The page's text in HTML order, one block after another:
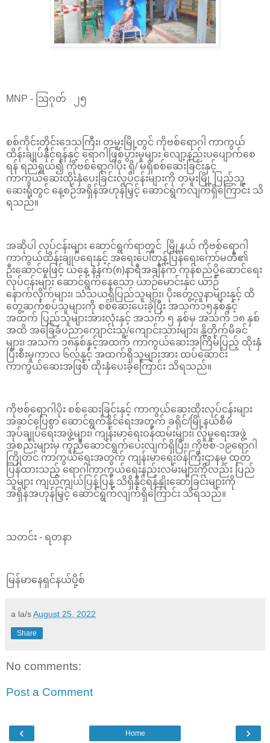
MNP - သြဂုတ် ၂၅
စစ်ကိုင်းတိုင်းဒေသကြီး၊ တမူးမြို့တွင် ကိုဗစ်ရောဂါ ကာကွယ်
ထိန်းချုပ်နိုင်ရန်နှင့် ရောဂါဖြစ်ပွားမှုများ လျော့နည်းပပျောက်စေ
ရန် ရည်ရွယ်၍ ကိုဗစ်ရောဂါပိုး ရှိ/ မရှိစစ်ဆေးခြင်းနှင့်
ကာကွယ်ဆေးထိုးနှံပေးခြင်းလုပ်ငန်းများကို တမူးမြို့ ပြည်သူ့
ဆေးရုံတွင် နေ့စဉ်အရှိန်အဟုန်မြှင့် ဆောင်ရွက်လျက်ရှိကြောင်း သိ
ရသည်။
အဆိုပါ လုပ်ငန်းများ ဆောင်ရွက်ရာတွင် မြို့နယ် ကိုဗစ်ရောဂါ
ကာကွယ်ထိန်းချုပ်ရေးနှင့် အရေးပေါ်တုန့်ပြန်ရေးကော်မတီ၏
ဦးဆောင်မှုဖြင့် ယနေ့ နံနက်(၈)နာရီအချိန်က ကုန်စည်ပို့ဆောင်ရေး
လုပ်ငန်းများ ဆောင်ရွက်နေသော ယာဉ်မောင်းနှင ယာဉ်
နောက်လိုက်များ၊ သံသယရှိပြည်သူများ၊ ပိုးတွေ့လူနာများနှင့် ထိ
တွေ့ဆက်စပ်သူများကို စစ်ဆေးပေးခဲ့ပြီး အသက်၁၅နှစ်နှင့်
အထက် ပြည်သူများအားလုံးနှင့် အသက် ၅ နှစ်မှ အသက် ၁၈ နှစ်
အထိ အခြေခံပညာကျောင်းသူ/ကျောင်းသားများ၊ နို့တိုက်မိခင်
များ၊ အသက် ၁၈နှစ်နှင့်အထက် ကာကွယ်ဆေးအကြိမ်ပြည့် ထိုးနှံ
ပြီးစီးမှုကာလ ၆လနှင့် အထက်ရှိသူများအား ထပ်ဆောင်း
ကာကွယ်ဆေးအဖြစ် ထိုးနှံပေးခဲ့ကြောင်း သိရသည်။
ကိုဗစ်ရောဂါပိုး စစ်ဆေးခြင်းနှင့် ကာကွယ်ဆေးထိုးလုပ်ငန်းများ
အဆင်ပြေစွာ ဆောင်ရွက်နိုင်ရေးအတွက် ခရိုင်/မြို့နယ်စီမံ
အုပ်ချုပ်ရေးအဖွဲ့များ၊ ကျန်းမာရေးဝန်ထမ်းများ၊ လူမှုရေးအဖွဲ့
အစည်းများမှ ကူညီဆောင်ရွက်ပေးလျက်ရှိပြီး၊ ကိုဗစ်-၁၉ရောဂါ
ကြိုတင် ကာကွယ်ရေးအတွက် ကျန်းမာရေးဝန်ကြီးဌာနမှ ထုတ်
ပြန်ထားသည့် ရောဂါကာကွယ်ရေးနည်းလမ်းများကိုလည်း ပြည်
သူများ ကျယ်ကျယ်ပြန့်ပြန့် သိရှိနိုင်ရန်နှိုးဆော်ခြင်းများကို
အရှိန်အဟုန်မြှင့် ဆောင်ရွက်လျက်ရှိကြောင်း သိရသည်။
သတင်း - ရတနာ
မြန်မာနေရှင်နယ်ပို့စ်
a la/sAugust 25, 2022
Share
No comments:
Post a Comment
‹ ›
Home